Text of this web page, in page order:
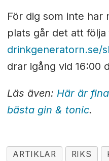
För dig som inte har
plats går det att
drinkgeneratorn.se/
drar igång vid 16:00
Läs även: Här är
bästa gin & tonic.
ARTIKLAR RIKS